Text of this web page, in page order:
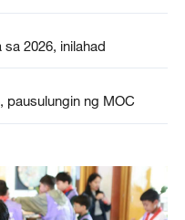
2026, inilahad
pausulungin ng MOC